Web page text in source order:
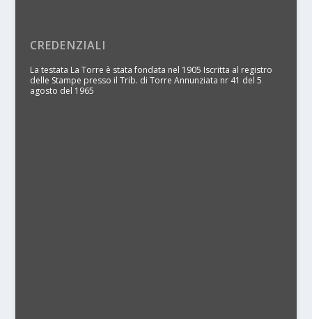
CREDENZIALI
La testata La Torre è stata fondata nel 1905 Iscritta al registro
delle Stampe presso il Trib. di Torre Annunziata nr 41 del 5
agosto del 1965